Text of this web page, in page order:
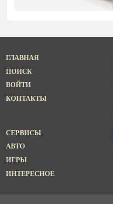
ГЛАВНАЯ
ПОИСК
ВОЙТИ
КОНТАКТЫ
СЕРВИСЫ
АВТО
ИГРЫ
ИНТЕРЕСНОЕ